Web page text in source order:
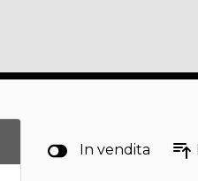
In vendita